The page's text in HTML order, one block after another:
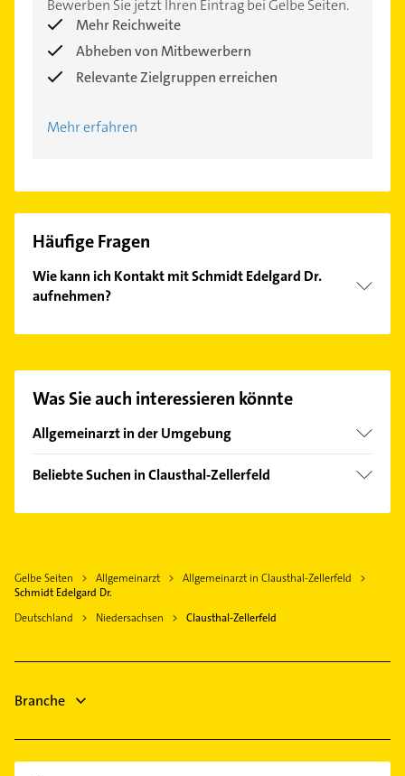
Bewerben Sie jetzt Ihren Eintrag bei Gelbe Seiten.
Mehr Reichweite
Abheben von Mitbewerbern
Relevante Zielgruppen erreichen
Mehr erfahren
Häufige Fragen
Wie kann ich Kontakt mit Schmidt Edelgard Dr.
aufnehmen?
finden Sie alleKontaktdaten.
Was Sie auch interessieren könnte
Allgemeinarzt in der Umgebung
Bad Grund (Harz)
Goslar
Herzberg am Harz
Braunlage
Katlenburg-Lindau
Bad Gandersheim
Beliebte Suchen in Clausthal-Zellerfeld
Elektroinstallation
Steuerberater
Immobilienmakler
Maler
Gelbe Seiten Allgemeinarzt
Allgemeinarzt in Clausthal-Zellerfeld
Schmidt Edelgard Dr.
Deutschland
Niedersachsen Clausthal-Zellerfeld
Branche